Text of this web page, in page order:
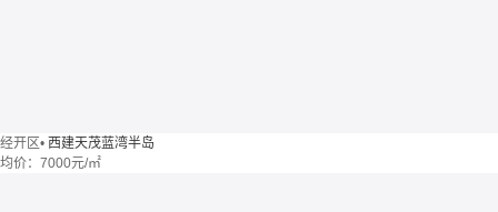
经开区• 西建天茂蓝湾半岛
均价： 7000元/㎡